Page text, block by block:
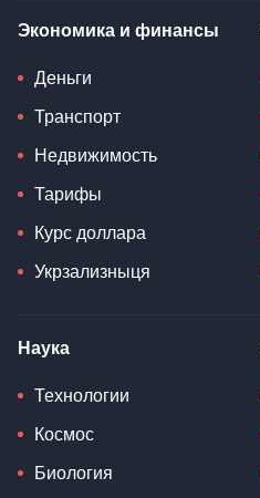
Экономика и финансы
Деньги
Транспорт
Недвижимость
Тарифы
Курс доллара
Укрзализныця
Наука
Технологии
Космос
Биология